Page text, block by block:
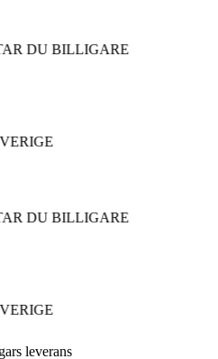
DU BILLIGARE
DU BILLIGARE
leverans